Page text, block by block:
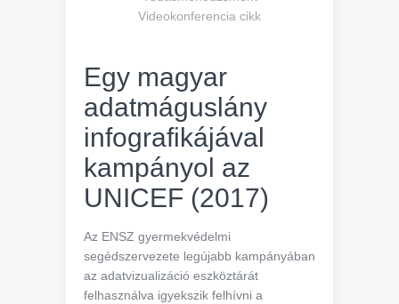
Videokonferencia cikk
Egy magyar
adatmáguslány
infografikájával
kampányol az
UNICEF (2017)
Az ENSZ gyermekvédelmi
segédszervezete legújabb kampányában
az adatvizualizáció eszköztárát
felhasználva igyekszik felhívni a